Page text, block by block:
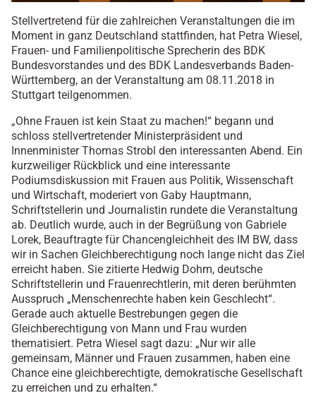
Stellvertretend für die zahlreichen Veranstaltungen die im
Moment in ganz Deutschland stattfinden, hat Petra Wiesel,
Frauen- und Familienpolitische Sprecherin des BDK
Bundesvorstandes und des BDK Landesverbands Baden-
Württemberg, an der Veranstaltung am 08.11.2018 in
Stuttgart teilgenommen.
„Ohne Frauen ist kein Staat zu machen!“ begann und
schloss stellvertretender Ministerpräsident und
Innenminister Thomas Strobl den interessanten Abend. Ein
kurzweiliger Rückblick und eine interessante
Podiumsdiskussion mit Frauen aus Politik, Wissenschaft
und Wirtschaft, moderiert von Gaby Hauptmann,
Schriftstellerin und Journalistin rundete die Veranstaltung
ab. Deutlich wurde, auch in der Begrüßung von Gabriele
Lorek, Beauftragte für Chancengleichheit des IM BW, dass
wir in Sachen Gleichberechtigung noch lange nicht das Ziel
erreicht haben. Sie zitierte Hedwig Dohm, deutsche
Schriftstellerin und Frauenrechtlerin, mit deren berühmten
Ausspruch „Menschenrechte haben kein Geschlecht“.
Gerade auch aktuelle Bestrebungen gegen die
Gleichberechtigung von Mann und Frau wurden
thematisiert. Petra Wiesel sagt dazu: „Nur wir alle
gemeinsam, Männer und Frauen zusammen, haben eine
Chance eine gleichberechtigte, demokratische Gesellschaft
zu erreichen und zu erhalten.“